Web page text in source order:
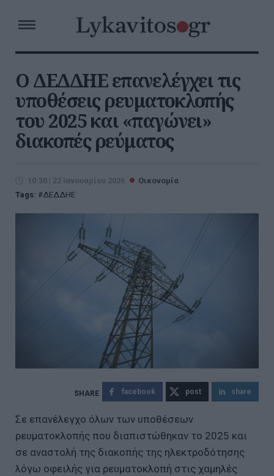
Ο ΔΕΔΔΗΕ επανελέγχει τις
υποθέσεις ρευματοκλοπής
του 2025 και «παγώνει»
διακοπές ρεύματος
10:30 | 22 Ιανουαρίου 2026
Οικονομία
Tags:
ΔΕΔΔΗΕ
facebook post share
Σε επανέλεγχο όλων των υποθέσεων
ρευματοκλοπής που διαπιστώθηκαν το 2025 και
σε αναστολή της διακοπής της ηλεκτροδότησης
λόγω οφειλής για ρευματοκλοπή στις χαμηλές